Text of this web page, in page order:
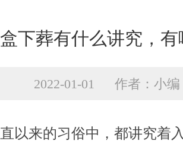
下葬有什么讲究，
2022-01-01 作者：小编
以来的习俗中，都讲究着